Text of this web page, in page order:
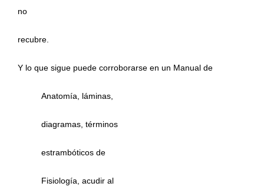
no
recubre.
Y lo que sigue puede corroborarse en un Manual de
Anatomía, láminas,
diagramas, términos
estrambóticos de
Fisiología, acudir al